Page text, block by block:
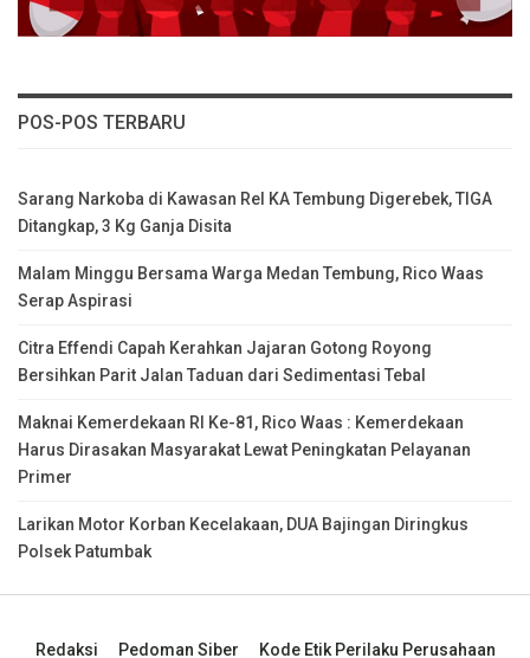
POS-POS TERBARU
Sarang Narkoba di Kawasan Rel KA Tembung Digerebek, TIGA
Ditangkap, 3 Kg Ganja Disita
Malam Minggu Bersama Warga Medan Tembung, Rico Waas
Serap Aspirasi
Citra Effendi Capah Kerahkan Jajaran Gotong Royong
Bersihkan Parit Jalan Taduan dari Sedimentasi Tebal
Maknai Kemerdekaan RI Ke-81, Rico Waas : Kemerdekaan
Harus Dirasakan Masyarakat Lewat Peningkatan Pelayanan
Primer
Larikan Motor Korban Kecelakaan, DUA Bajingan Diringkus
Polsek Patumbak
Redaksi Pedoman Siber Kode Etik Perilaku Perusahaan